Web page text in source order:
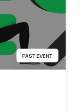
PAST EVENT